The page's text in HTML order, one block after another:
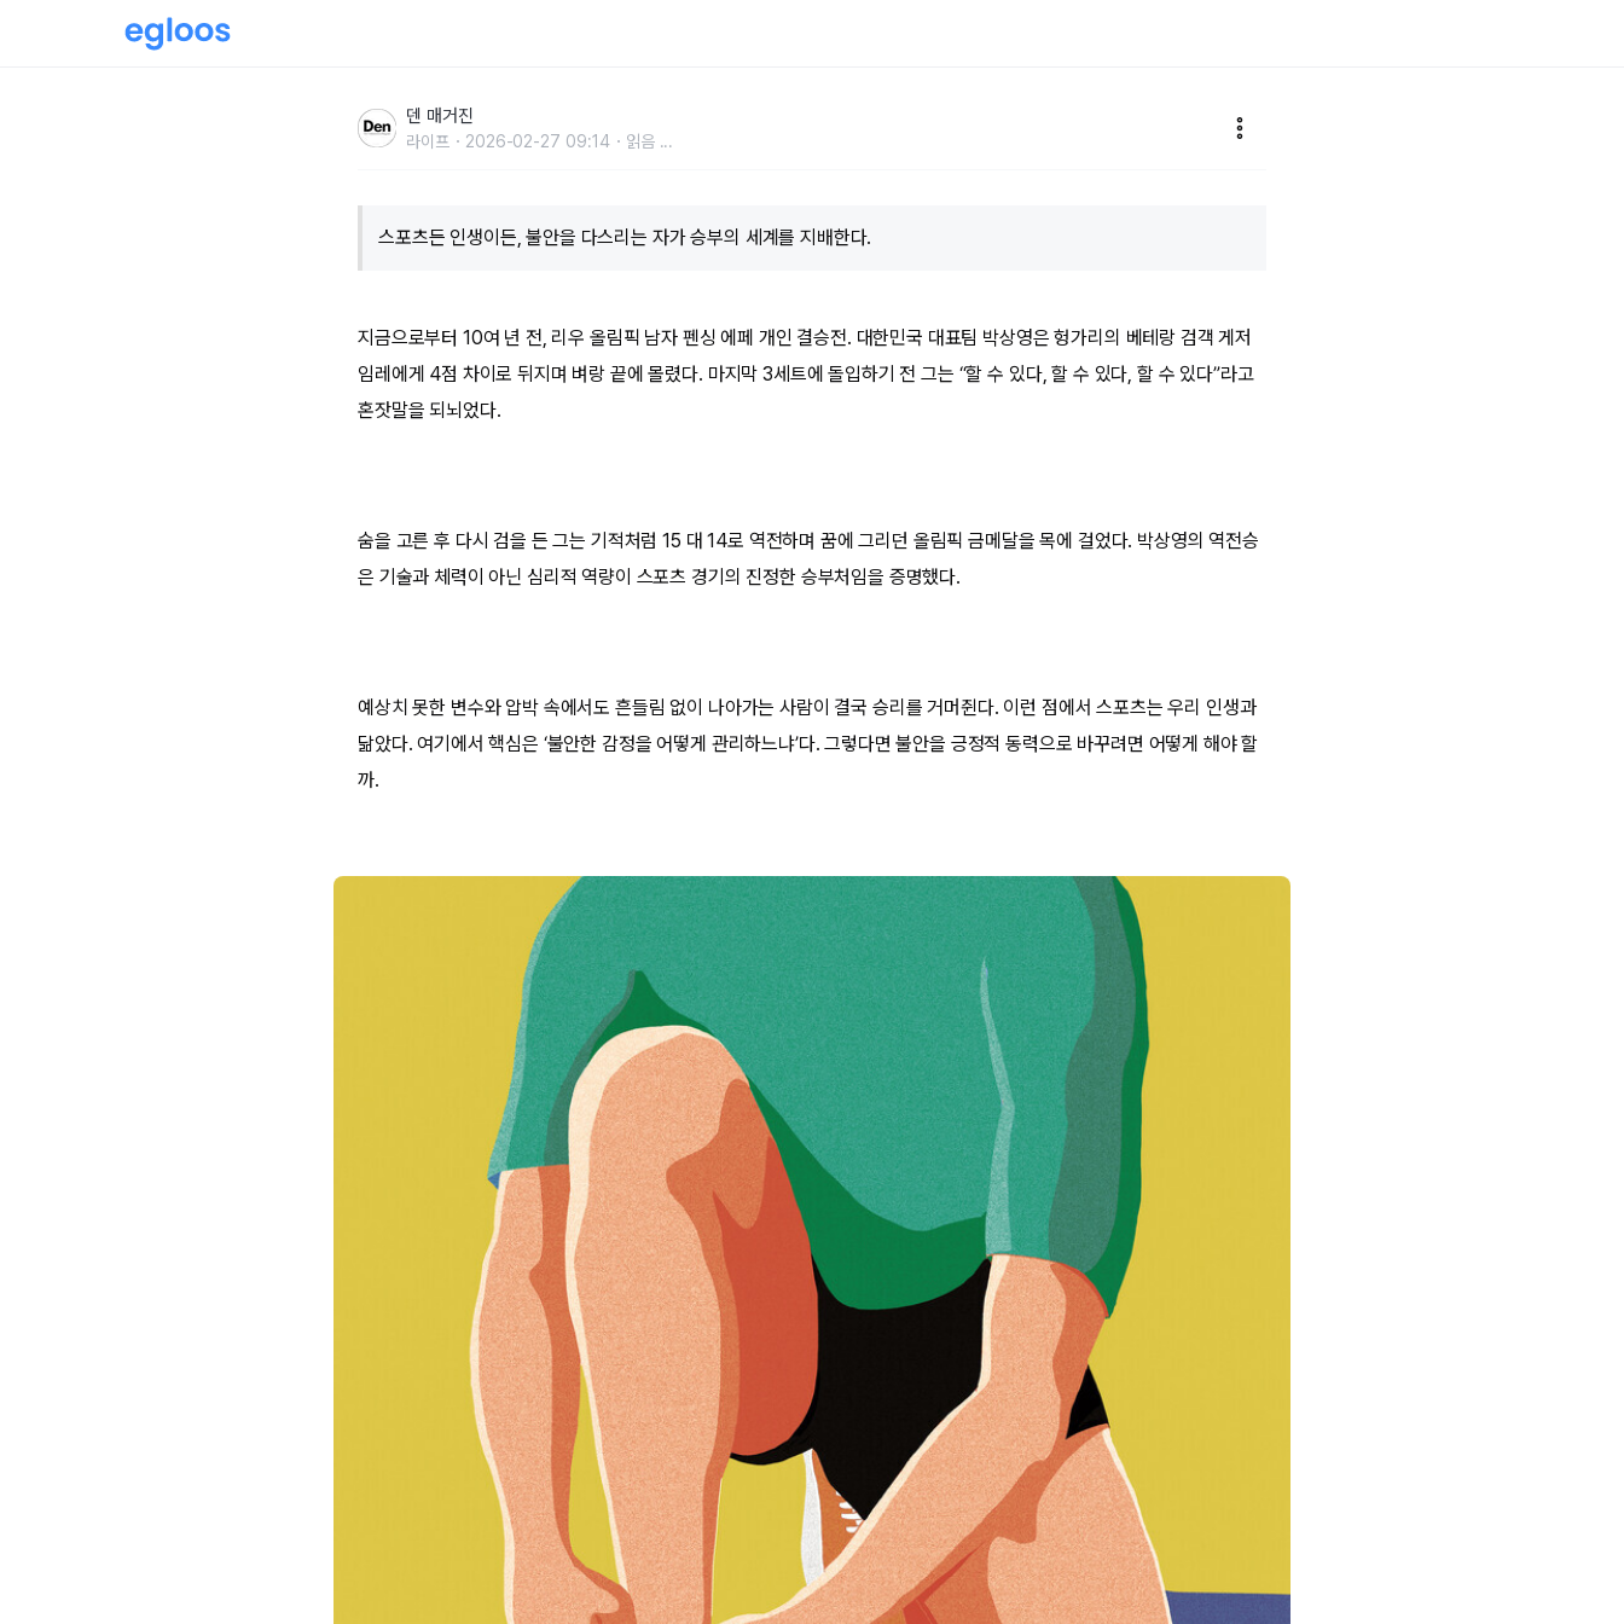
덴 매거진
라이프 2026-02-27 09:14 읽음 ...
스포츠든 인생이든, 불안을 다스리는 자가 승부의 세계를 지배한다.
지금으로부터 10여 년 전, 리우 올림픽 남자 펜싱 에페 개인 결승전. 대한민국 대표팀 박상영은 헝가리의 베테랑 검객 게저
임레에게 4점 차이로 뒤지며 벼랑 끝에 몰렸다. 마지막 3세트에 돌입하기 전 그는 “할 수 있다, 할 수 있다, 할 수 있다”라고
혼잣말을 되뇌었다.
숨을 고른 후 다시 검을 든 그는 기적처럼 15 대 14로 역전하며 꿈에 그리던 올림픽 금메달을 목에 걸었다. 박상영의 역전승
은 기술과 체력이 아닌 심리적 역량이 스포츠 경기의 진정한 승부처임을 증명했다.
예상치 못한 변수와 압박 속에서도 흔들림 없이 나아가는 사람이 결국 승리를 거머쥔다. 이런 점에서 스포츠는 우리 인생과
닮았다. 여기에서 핵심은 ‘불안한 감정을 어떻게 관리하느냐’다. 그렇다면 불안을 긍정적 동력으로 바꾸려면 어떻게 해야 할
까.